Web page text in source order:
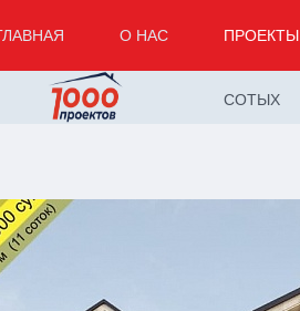
О НАС ПРОЕКТЫ
СОТЫХ